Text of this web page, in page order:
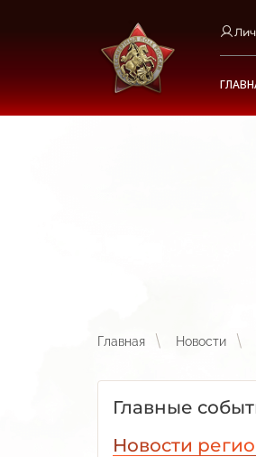
Главная Новости
Главные
Новости